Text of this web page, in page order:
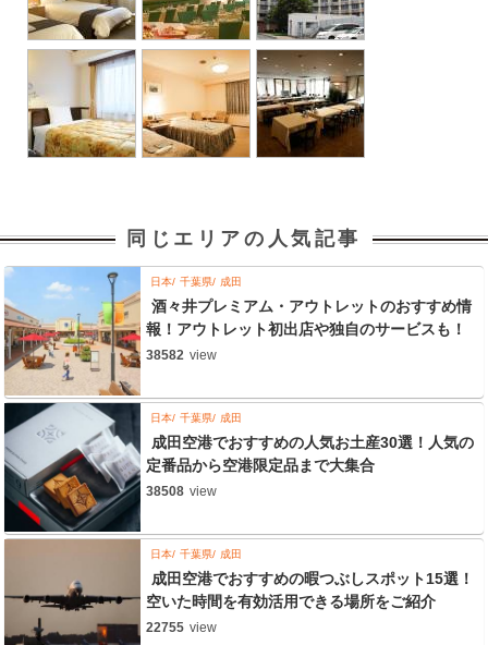
同じエリアの人気記事
日本 千葉県 成田
酒々井プレミアム・アウトレットのおすすめ情
報！アウトレット初出店や独自のサービスも！
38582 view
日本 千葉県 成田
成田空港でおすすめの人気お土産30選！人気の
定番品から空港限定品まで大集合
38508 view
日本 千葉県 成田
成田空港でおすすめの暇つぶしスポット15選！
空いた時間を有効活用できる場所をご紹介
22755 view